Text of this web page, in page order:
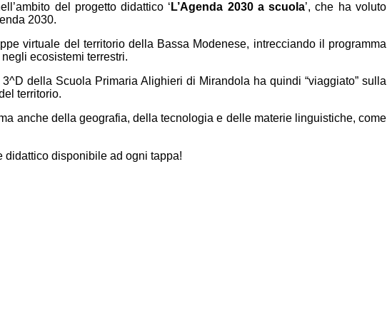
del progetto didattico ‘ L’Agenda 2030 a scuola’, che ha voluto
2030.
virtuale del territorio della Bassa Modenese, intrecciando il programma
ecosistemi terrestri.
della Scuola Primaria Alighieri di Mirandola ha quindi “viaggiato” sulla
territorio.
anche della geografia, della tecnologia e delle materie linguistiche, come
disponibile ad ogni tappa!